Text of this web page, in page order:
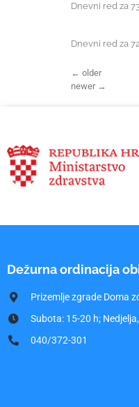
Dnevni red za
Dnevni red za
← older
newer →
Dežurna ordinacija
Prizemlje zgrade Doma
Subota: 15-20 h;
040/372-301